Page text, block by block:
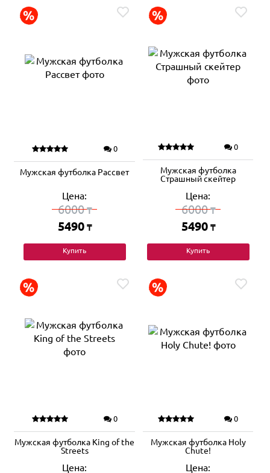
0
Мужская футболка Рассвет
Цена:
6000₸
5490 ₸
Купить
0
Мужская футболка
Страшный скейтер
Цена:
6000₸
5490 ₸
Купить
0
Мужская футболка King of the
Streets
Цена:
0
Мужская футболка Holy
Chute!
Цена: